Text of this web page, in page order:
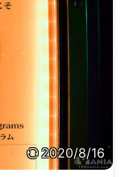
2020/8/16